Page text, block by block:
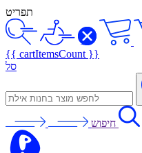
תפריט
{{ cartItemsCount }}
סל
חיפוש